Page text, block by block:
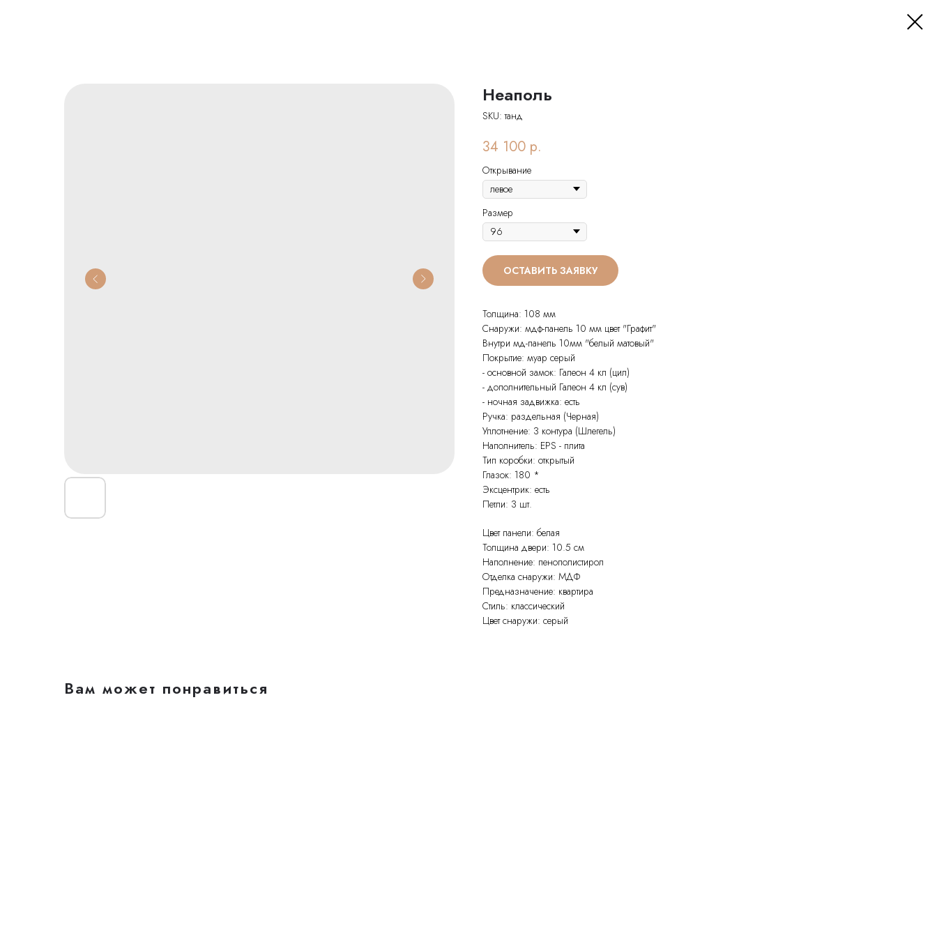
Неаполь
SKU:танд
34 100 р.
Открывание
Размер
ОСТАВИТЬ ЗАЯВКУ
Толщина: 108 мм
Снаружи: мдф-панель 10 мм цвет "Графит"
Внутри мд-панель 10мм "белый матовый"
Покрытие: муар серый
- основной замок: Галеон 4 кл (цил)
- дополнительный Галеон 4 кл (сув)
- ночная задвижка: есть
Ручка: раздельная (Черная)
Уплотнение: 3 контура (Шлегель)
Наполнитель: EPS - плита
Тип коробки: открытый
Глазок: 180 *
Эксцентрик: есть
Петли: 3 шт.
Цвет панели: белая
Толщина двери: 10.5 см
Наполнение: пенополистирол
Отделка снаружи: МДФ
Предназначение: квартира
Стиль: классический
Цвет снаружи: серый
Вам может понравиться